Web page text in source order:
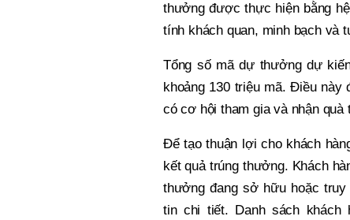
thưởng được thực hiện bằng
tính khách quan, minh bạch và
Tổng số mã dự thưởng dự
khoảng 130 triệu mã. Điều này
có cơ hội tham gia và nhận quà
Để tạo thuận lợi cho khách
kết quả trúng thưởng. Khách
thưởng đang sở hữu hoặc truy
tin chi tiết. Danh sách khách